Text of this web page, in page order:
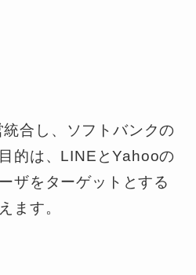
合し、ソフトバンクの
的は、LINEとYahooの
ザをターゲットとする
ます。